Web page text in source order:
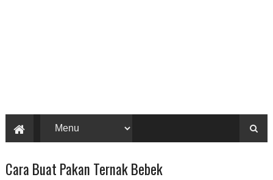
Cara Buat Pakan Ternak Bebek